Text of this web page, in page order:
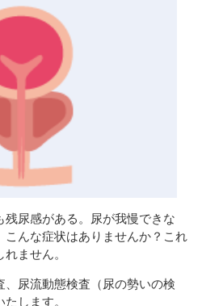
残尿感がある。尿が我慢できな
こんな症状はありませんか？これ
ません。
尿流動態検査（尿の勢いの検
します。